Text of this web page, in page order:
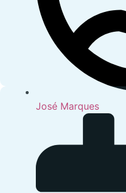
José Marques